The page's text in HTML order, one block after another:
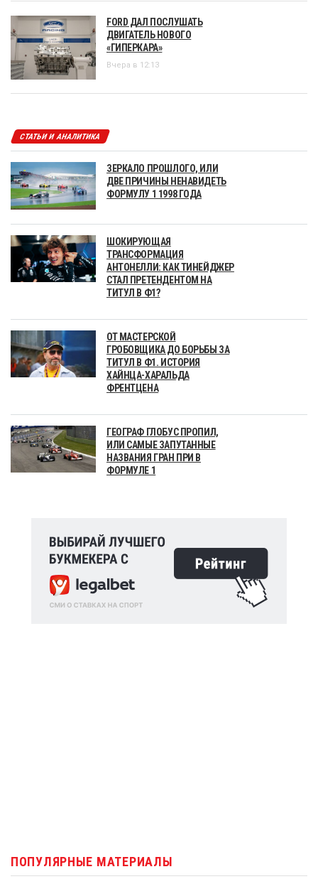
FORD ДАЛ ПОСЛУШАТЬ
ДВИГАТЕЛЬ НОВОГО
«ГИПЕРКАРА»
Вчера в 12:13
СТАТЬИ И АНАЛИТИКА
ЗЕРКАЛО ПРОШЛОГО, ИЛИ
ДВЕ ПРИЧИНЫ НЕНАВИДЕТЬ
ФОРМУЛУ 1 1998 ГОДА
ШОКИРУЮЩАЯ
ТРАНСФОРМАЦИЯ
АНТОНЕЛЛИ: КАК ТИНЕЙДЖЕР
СТАЛ ПРЕТЕНДЕНТОМ НА
ТИТУЛ В Ф1?
ОТ МАСТЕРСКОЙ
ГРОБОВЩИКА ДО БОРЬБЫ ЗА
ТИТУЛ В Ф1. ИСТОРИЯ
ХАЙНЦА-ХАРАЛЬДА
ФРЕНТЦЕНА
ГЕОГРАФ ГЛОБУС ПРОПИЛ,
ИЛИ САМЫЕ ЗАПУТАННЫЕ
НАЗВАНИЯ ГРАН ПРИ В
ФОРМУЛЕ 1
ПОПУЛЯРНЫЕ МАТЕРИАЛЫ